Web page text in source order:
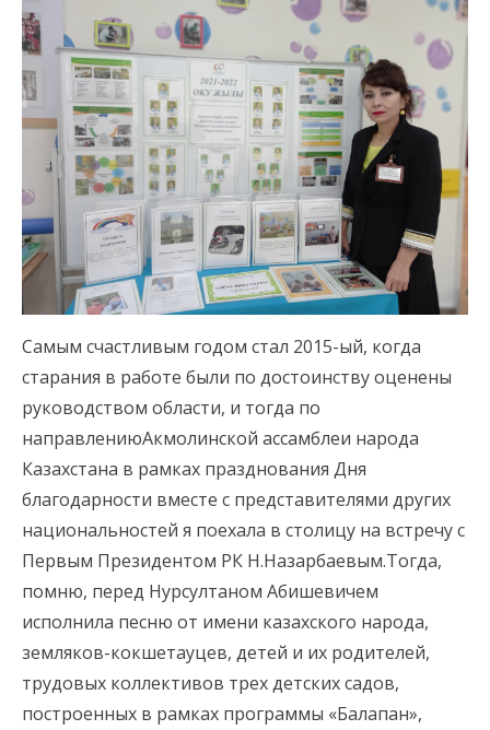
Самым счастливым годом стал 2015-ый, когда
старания в работе были по достоинству оценены
руководством области, и тогда по
направлениюАкмолинской ассамблеи народа
Казахстана в рамках празднования Дня
благодарности вместе с представителями других
национальностей я поехала в столицу на встречу с
Первым Президентом РК Н.Назарбаевым.Тогда,
помню, перед Нурсултаном Абишевичем
исполнила песню от имени казахского народа,
земляков-кокшетауцев, детей и их родителей,
трудовых коллективов трех детских садов,
построенных в рамках программы «Балапан»,